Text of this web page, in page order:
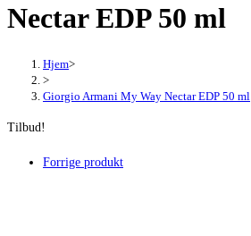
Nectar EDP 50 ml
Hjem>
>
Giorgio Armani My Way Nectar EDP 50 ml
Tilbud!
Forrige produkt